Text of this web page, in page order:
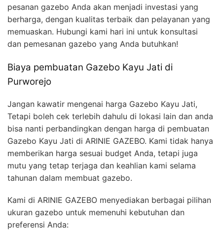
pesanan gazebo Anda akan menjadi investasi yang
berharga, dengan kualitas terbaik dan pelayanan yang
memuaskan. Hubungi kami hari ini untuk konsultasi
dan pemesanan gazebo yang Anda butuhkan!
Biaya pembuatan Gazebo Kayu Jati di
Purworejo
Jangan kawatir mengenai harga Gazebo Kayu Jati,
Tetapi boleh cek terlebih dahulu di lokasi lain dan anda
bisa nanti perbandingkan dengan harga di pembuatan
Gazebo Kayu Jati di ARINIE GAZEBO. Kami tidak hanya
memberikan harga sesuai budget Anda, tetapi juga
mutu yang tetap terjaga dan keahlian kami selama
tahunan dalam membuat gazebo.
Kami di ARINIE GAZEBO menyediakan berbagai pilihan
ukuran gazebo untuk memenuhi kebutuhan dan
preferensi Anda: